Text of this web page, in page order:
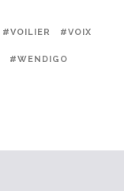
#VOILIER #VOIX
#WENDIGO